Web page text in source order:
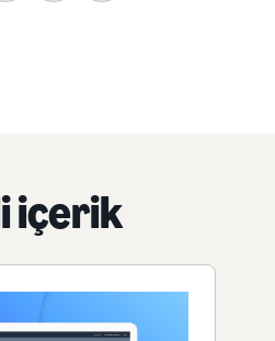
içerik